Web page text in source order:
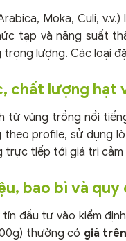
Moka, Culi,
tạp và năng suất
trọng lượng. Các loại
chất lượng hạt
từ vùng trồng nổi
profile, sử dụng
trực tiếp tới giá trị cảm
bao bì và quy
đầu tư vào kiểm
thường có giá